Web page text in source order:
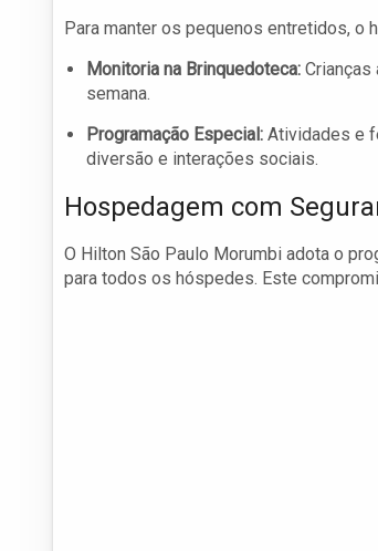
Para manter os pequenos entretidos, o
Monitoria na Brinquedoteca:
semana.
Programação Especial: Atividades e
diversão e interações sociais.
Hospedagem com
O Hilton São Paulo Morumbi adota o
para todos os hóspedes. Este